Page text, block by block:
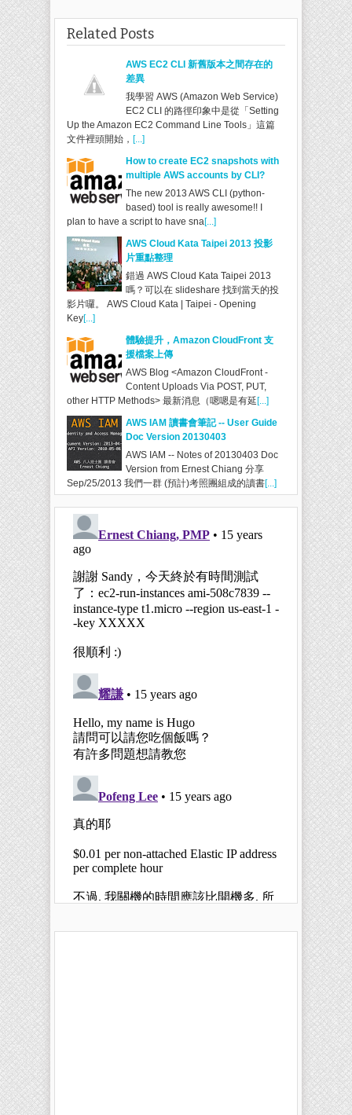
Related Posts
AWS EC2 CLI 新舊版本之間存在的
差異
我學習 AWS (Amazon Web Service)
EC2 CLI 的路徑印象中是從「Setting
Up the Amazon EC2 Command Line Tools」這篇
文件裡頭開始， [...]
How to create EC2 snapshots with
multiple AWS accounts by CLI?
The new 2013 AWS CLI (python-
based) tool is really awesome!! I
plan to have a script to have sna[...]
AWS Cloud Kata Taipei 2013 投影
片重點整理
錯過 AWS Cloud Kata Taipei 2013
嗎？可以在 slideshare 找到當天的投
影片囉。 AWS Cloud Kata | Taipei - Opening
Key[...]
體驗提升，Amazon CloudFront 支
援檔案上傳
AWS Blog <Amazon CloudFront -
Content Uploads Via POST, PUT,
other HTTP Methods> 最新消息（嗯嗯是有延[...]
AWS IAM 讀書會筆記 -- User Guide
Doc Version 20130403
AWS IAM -- Notes of 20130403 Doc
Version from Ernest Chiang 分享
Sep/25/2013 我們一群 (預計)考照團組成的讀書[...]